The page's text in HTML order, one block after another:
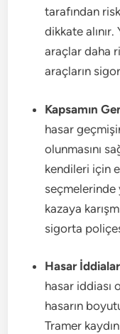
tarafından
dikkate
araçlar daha
araçların
Kapsamın
hasar
olunmasını
kendileri için
seçmelerinde
kazaya
sigorta
Hasar
hasar iddiası
hasarın
Tramer